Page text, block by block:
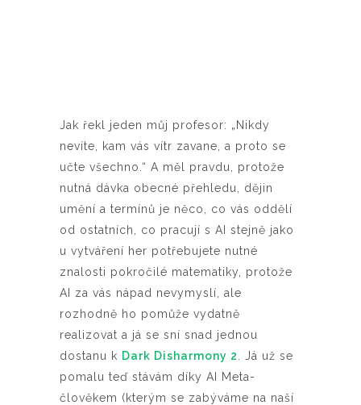
Jak řekl jeden můj profesor: „Nikdy
nevíte, kam vás vítr zavane, a proto se
učte všechno.“ A měl pravdu, protože
nutná dávka obecné přehledu, dějin
umění a termínů je něco, co vás oddělí
od ostatních, co pracují s AI stejně jako
u vytváření her potřebujete nutné
znalosti pokročilé matematiky, protože
AI za vás nápad nevymyslí, ale
rozhodně ho pomůže vydatně
realizovat a já se sní snad jednou
dostanu k Dark Disharmony 2
. Já už se
pomalu teď stávám díky AI Meta-
člověkem (kterým se zabýváme na naší